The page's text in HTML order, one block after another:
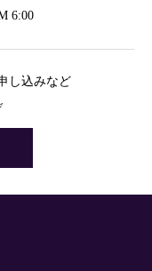
6:00
し込みなど